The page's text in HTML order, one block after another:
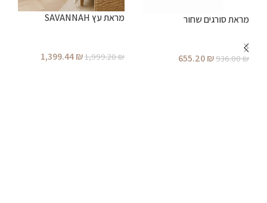
מראת סורגים שחור
936.00₪
655.20₪
מראת עץ SAVANNAH
1,999.20₪
1,399.44₪